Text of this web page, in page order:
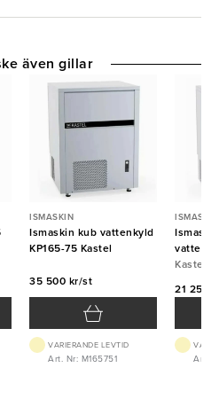
ISMASKIN
Ismaskin kub vattenkyld
KP165-75 Kastel
35 500 kr/st
VARIERANDE LEVTID
Art. Nr: M165751
ISMASKIN
Kastel
21 250
Art.
även gillar